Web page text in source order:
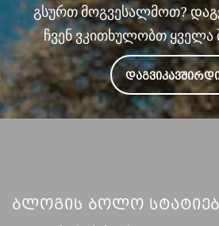
გსურთ მოგვესალმოთ?
ჩვენ ვკითხულობთ ყველა
Ბლოგის Ბოლო